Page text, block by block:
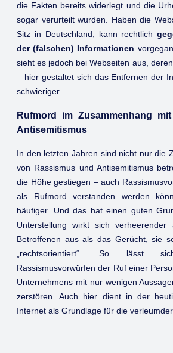
die Fakten bereits widerlegt und die
sogar verurteilt wurden. Haben die
Sitz in Deutschland, kann rechtlich
der (falschen) Informationen
sieht es jedoch bei Webseiten aus,
– hier gestaltet sich das Entfernen der
schwieriger.
Rufmord im Zusammenhang
Antisemitismus
In den letzten Jahren sind nicht nur die
von Rassismus und Antisemitismus
die Höhe gestiegen – auch
als Rufmord verstanden werden
häufiger. Und das hat einen guten
Unterstellung wirkt sich
Betroffenen aus als das Gerücht, sie
„rechtsorientiert“. So lässt
Rassismusvorwürfen der Ruf einer
Unternehmens mit nur wenigen
zerstören. Auch hier dient in der
Internet als Grundlage für die